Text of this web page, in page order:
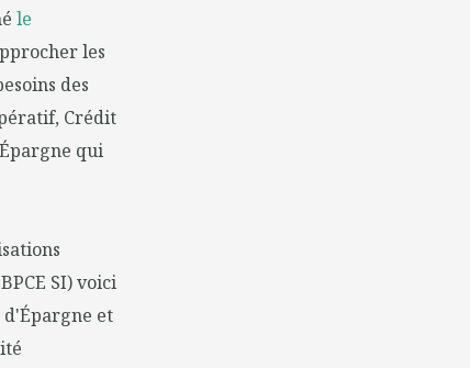
le
les
des
Crédit
qui
SI) voici
d'Épargne et